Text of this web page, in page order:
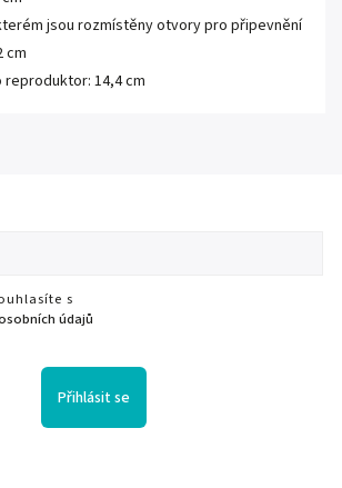
jsou rozmístěny otvory pro připevnění
cm
14,4 cm
s
údajů
Přihlásit se